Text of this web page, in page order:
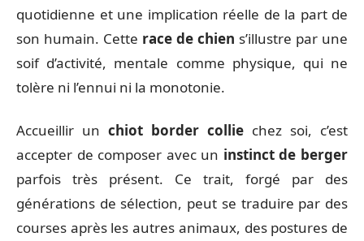
quotidienne et une implication réelle de la part de
son humain. Cette race de chien s’illustre par une
soif d’activité, mentale comme physique, qui ne
tolère ni l’ennui ni la monotonie.
Accueillir un chiot border collie chez soi, c’est
accepter de composer avec un instinct de berger
parfois très présent. Ce trait, forgé par des
générations de sélection, peut se traduire par des
courses après les autres animaux, des postures de